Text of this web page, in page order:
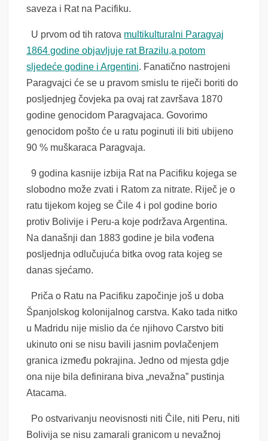
saveza i Rat na Pacifiku.
U prvom od tih ratova multikulturalni Paragvaj
1864 godine objavljuje rat Brazilu,a potom
sljedeće godine i Argentini. Fanatično nastrojeni
Paragvajci će se u pravom smislu te riječi boriti do
posljednjeg čovjeka pa ovaj rat završava 1870
godine genocidom Paragvajaca. Govorimo
genocidom pošto će u ratu poginuti ili biti ubijeno
90 % muškaraca Paragvaja.
9 godina kasnije izbija Rat na Pacifiku kojega se
slobodno može zvati i Ratom za nitrate. Riječ je o
ratu tijekom kojeg se Čile 4 i pol godine borio
protiv Bolivije i Peru-a koje podržava Argentina.
Na današnji dan 1883 godine je bila vođena
posljednja odlučujuća bitka ovog rata kojeg se
danas sjećamo.
Priča o Ratu na Pacifiku započinje još u doba
Španjolskog kolonijalnog carstva. Kako tada nitko
u Madridu nije mislio da će njihovo Carstvo biti
ukinuto oni se nisu bavili jasnim povlačenjem
granica između pokrajina. Jedno od mjesta gdje
ona nije bila definirana biva „nevažna” pustinja
Atacama.
Po ostvarivanju neovisnosti niti Čile, niti Peru, niti
Bolivija se nisu zamarali granicom u nevažnoj